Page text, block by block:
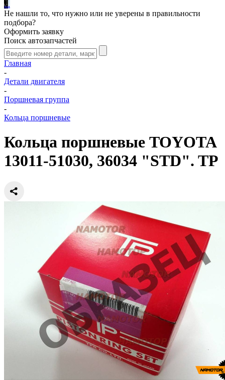
...
Не нашли то, что нужно или не уверены в правильности
подбора?
Оформить заявку
Поиск автозапчастей
Главная
-
Детали двигателя
-
Поршневая группа
-
Кольца поршневые
Кольца поршневые TOYOTA
13011-51030, 36034 "STD". TP